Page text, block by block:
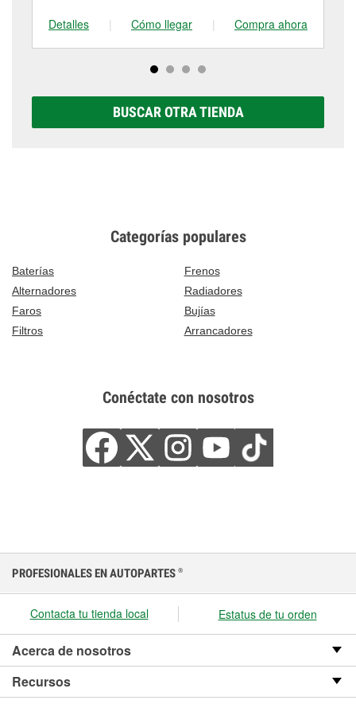
Detalles
| Cómo llegar | Compra ahora
BUSCAR OTRA TIENDA
Categorías populares
Baterías
Frenos
Alternadores
Radiadores
Faros
Bujías
Filtros
Arrancadores
Conéctate con nosotros
PROFESIONALES EN AUTOPARTES ®
Contacta tu tienda local Estatus de tu orden
Acerca de nosotros
Recursos